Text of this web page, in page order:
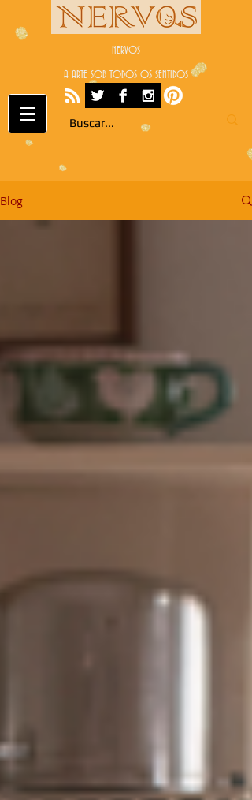
NERVOS
A ARTE SOB TODOS OS SENTIDOS
Blog